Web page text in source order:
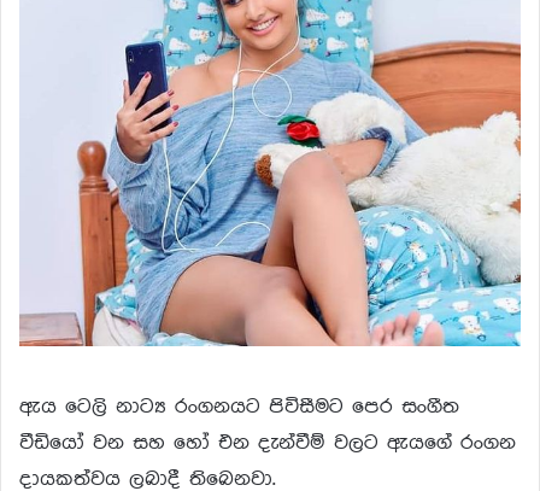
ඇය ටෙලි නාට්‍ය රංගනයට පිවිසීමට පෙර සංගීත
වීඩියෝ වන සහ හෝ එන දැන්වීම් වලට ඇයගේ රංගන
දායකත්වය ලබාදී තිබෙනවා.